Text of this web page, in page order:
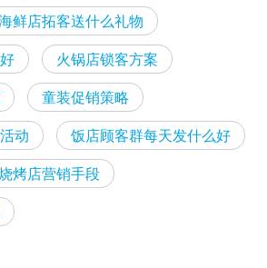
鲜店拓客送什么礼物
火锅店锁客方案
童装促销策略
动
饭店顾客群每天发什么好
烤店营销手段